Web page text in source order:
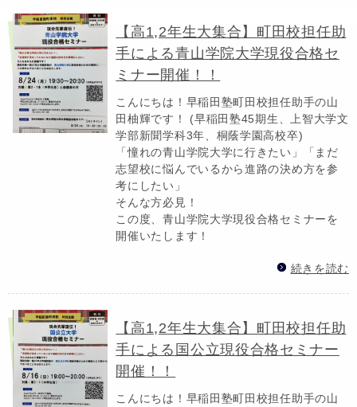
【高1,2年生大集合】町田校担任助
手による青山学院大学現役合格セ
ミナー開催！！
こんにちは！早稲田塾町田校担任助手の山
田柚輝です！ (早稲田塾45期生、上智大学文
学部新聞学科3年、桐蔭学園高校卒)
「憧れの青山学院大学に行きたい」「まだ
志望校に悩んでいるから進路の決め方を参
考にしたい」
そんな方必見！
この度、青山学院大学現役合格セミナーを
開催いたします！
続きを読む
【高1,2年生大集合】町田校担任助
手による国公立現役合格セミナー
開催！！
こんにちは！早稲田塾町田校担任助手の山